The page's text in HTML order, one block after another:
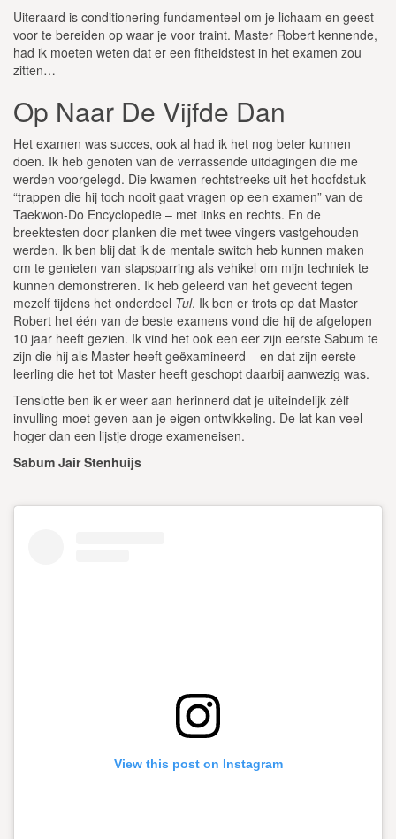
Uiteraard is conditionering fundamenteel om je lichaam en geest
voor te bereiden op waar je voor traint. Master Robert kennende,
had ik moeten weten dat er een fitheidstest in het examen zou
zitten…
Op Naar De Vijfde Dan
Het examen was succes, ook al had ik het nog beter kunnen
doen. Ik heb genoten van de verrassende uitdagingen die me
werden voorgelegd. Die kwamen rechtstreeks uit het hoofdstuk
“trappen die hij toch nooit gaat vragen op een examen” van de
Taekwon-Do Encyclopedie – met links en rechts. En de
breektesten door planken die met twee vingers vastgehouden
werden. Ik ben blij dat ik de mentale switch heb kunnen maken
om te genieten van stapsparring als vehikel om mijn techniek te
kunnen demonstreren. Ik heb geleerd van het gevecht tegen
mezelf tijdens het onderdeel Tul. Ik ben er trots op dat Master
Robert het één van de beste examens vond die hij de afgelopen
10 jaar heeft gezien. Ik vind het ook een eer zijn eerste Sabum te
zijn die hij als Master heeft geëxamineerd – en dat zijn eerste
leerling die het tot Master heeft geschopt daarbij aanwezig was.
Tenslotte ben ik er weer aan herinnerd dat je uiteindelijk zélf
invulling moet geven aan je eigen ontwikkeling. De lat kan veel
hoger dan een lijstje droge exameneisen.
Sabum Jair Stenhuijs
View this post on Instagram